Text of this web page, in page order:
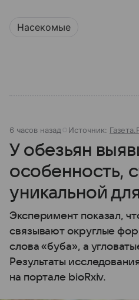
Насекомые
6 часов назад Источник:
У обезьян
особенность,
уникальной
Эксперимент показал,
связывают округлые
слова «буба», а
Результаты
на портале bioRxiv.